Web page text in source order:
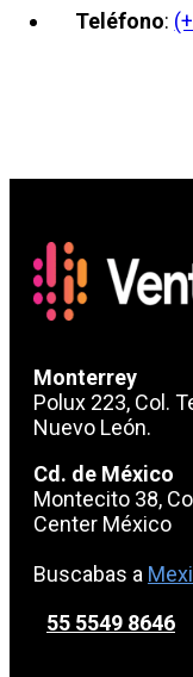
Teléfono:
Monterrey
Polux 223, Col.
Nuevo León.
Cd. de México
Montecito 38,
Center México
Buscabas a
55 5549 8646